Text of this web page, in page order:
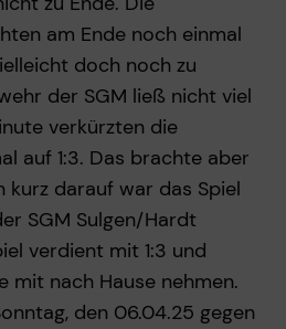
am Ende noch einmal
doch noch zu
der SGM ließ nicht viel
verkürzten die
auf 1:3. Das brachte aber
kurz darauf war das Spiel
SGM Sulgen/Hardt
verdient mit 1:3 und
mit nach Hause nehmen.
den 06.04.25 gegen